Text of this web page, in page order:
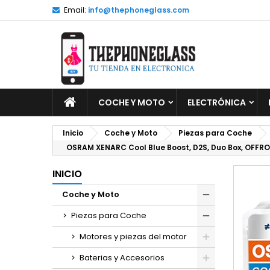
Email: info@thephoneglass.com
INICIOCOCHE Y MOTO ELECTRÓNICA
Inicio Coche y Moto Piezas para Coche
OSRAM XENARC Cool Blue Boost, D2S, Duo Box,
INICIO
Coche y Moto
Piezas para Coche
Motores y piezas del motor
Baterias y Accesorios